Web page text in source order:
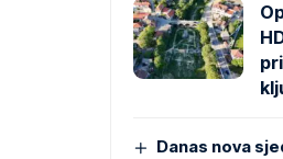
Danas nova